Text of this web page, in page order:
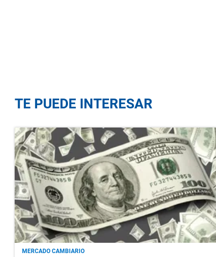
TE PUEDE INTERESAR
MERCADO CAMBIARIO